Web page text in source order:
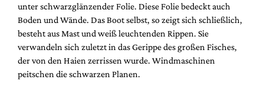
unter schwarzglänzender Folie. Diese Folie bedeckt auch
Boden und Wände. Das Boot selbst, so zeigt sich schließlich,
besteht aus Mast und weiß leuchtenden Rippen. Sie
verwandeln sich zuletzt in das Gerippe des großen Fisches,
der von den Haien zerrissen wurde. Windmaschinen
peitschen die schwarzen Planen.